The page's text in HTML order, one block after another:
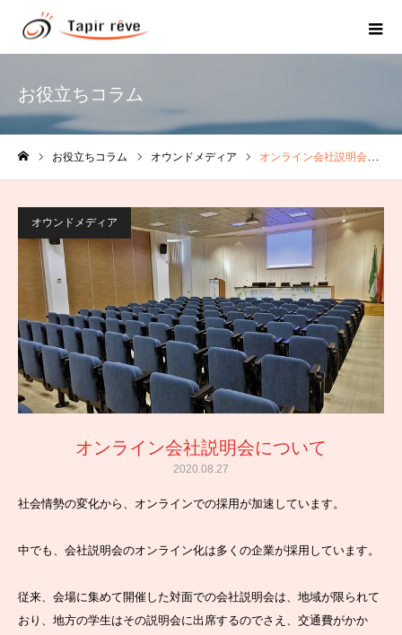
お役立ちコラム
お役立ちコラム オウンドメディア オンライン会社説明会について
オウンドメディア
オンライン会社説明会について
2020.08.27
社会情勢の変化から、オンラインでの採用が加速しています。
中でも、会社説明会のオンライン化は多くの企業が採用しています。
従来、会場に集めて開催した対面での会社説明会は、地域が限られて
おり、地方の学生はその説明会に出席するのでさえ、交通費がかか